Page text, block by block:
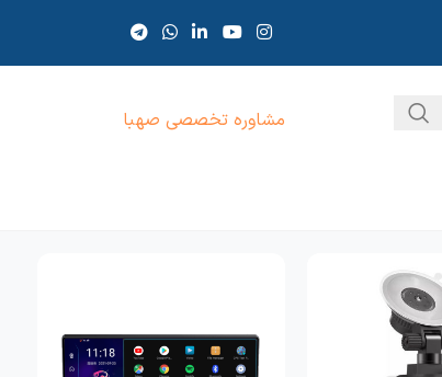
مشاوره تخصصی صهبا